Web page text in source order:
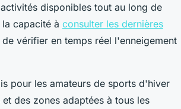
disponibles tout au long de
capacité à consulter les dernières
vérifier en temps réel l'enneigement
pour les amateurs de sports d'hiver
des zones adaptées à tous les